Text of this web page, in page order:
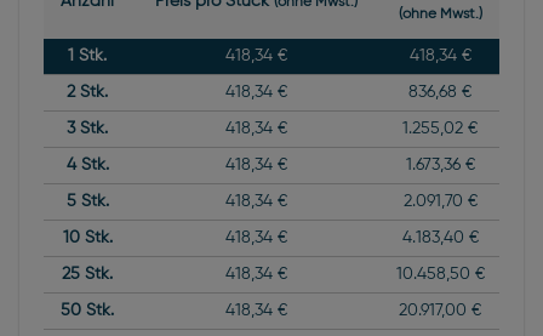
(ohne Mwst.)
1 Stk. 418,34 € 418,34 €
2 Stk. 418,34 € 836,68 €
3Stk. 418,34 € 1.255,02 €
4Stk. 418,34 € 1.673,36 €
5Stk. 418,34 € 2.091,70 €
10Stk. 418,34 € 4.183,40 €
25 Stk. 418,34 € 10.458,50 €
50 Stk. 418,34 € 20.917,00 €